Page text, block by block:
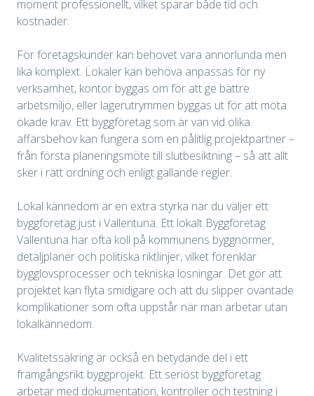
moment professionellt, vilket sparar både tid och
kostnader.
För företagskunder kan behovet vara annorlunda men
lika komplext. Lokaler kan behöva anpassas för ny
verksamhet, kontor byggas om för att ge bättre
arbetsmiljö, eller lagerutrymmen byggas ut för att möta
ökade krav. Ett byggföretag som är van vid olika
affärsbehov kan fungera som en pålitlig projektpartner –
från första planeringsmöte till slutbesiktning – så att allt
sker i rätt ordning och enligt gällande regler.
Lokal kännedom är en extra styrka när du väljer ett
byggföretag just i Vallentuna. Ett lokalt Byggföretag
Vallentuna har ofta koll på kommunens byggnormer,
detaljplaner och politiska riktlinjer, vilket förenklar
bygglovsprocesser och tekniska lösningar. Det gör att
projektet kan flyta smidigare och att du slipper oväntade
komplikationer som ofta uppstår när man arbetar utan
lokalkännedom.
Kvalitetssäkring är också en betydande del i ett
framgångsrikt byggprojekt. Ett seriöst byggföretag
arbetar med dokumentation, kontroller och testning i